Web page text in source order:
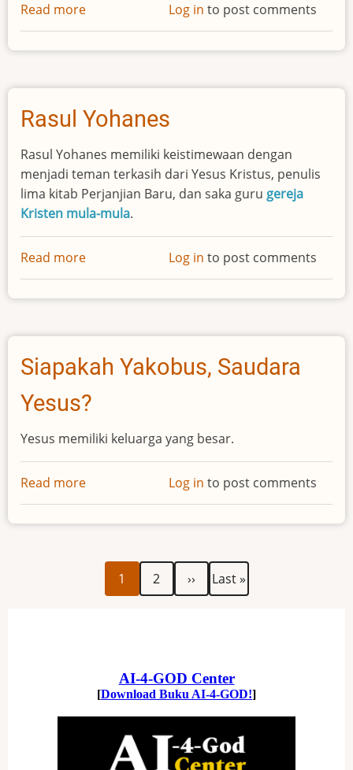
Read more
Petrus
Log in to post comments
Rasul Yohanes
Rasul Yohanes memiliki keistimewaan dengan
menjadi teman terkasih dari Yesus Kristus, penulis
lima kitab Perjanjian Baru, dan saka guru gereja
Kristen mula-mula.
Read more
Rasul
Yohanes
Log in to post comments
Siapakah Yakobus, Saudara
Yesus?
Yesus memiliki keluarga yang besar.
Read more
Siapakah
Yakobus,
Yesus?
Log in to post comments
Current
page
1 Page
2
page
››
Last
page
Last »